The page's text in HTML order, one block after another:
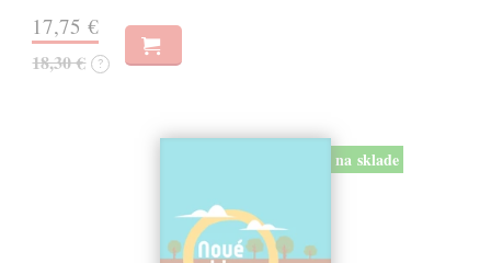
17,75 €
18,30 € ?
na sklade